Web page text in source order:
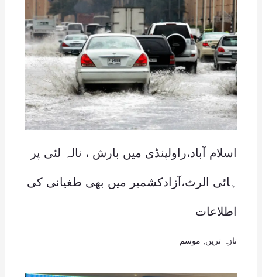
اسلام آباد،راولپنڈی میں بارش ، نالہ لئی پر
ہائی الرٹ،آزادکشمیر میں بھی طغیانی کی
اطلاعات
تازہ ترین موسم